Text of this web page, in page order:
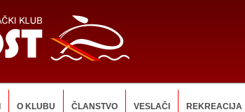
O KLUBU ČLANSTVO VESLAČI REKREACIJA